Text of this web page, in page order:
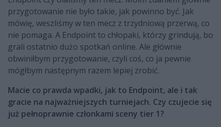
przygotowanie nie było takie, jak powinno być. Jak
mówię, weszliśmy w ten mecz z trzydniową przerwą, co
nie pomaga. A Endpoint to chłopaki, którzy grindują, bo
grali ostatnio dużo spotkań online. Ale głównie
obwiniłbym przygotowanie, czyli coś, co ja pewnie
mógłbym następnym razem lepiej zrobić.
Macie co prawda wpadki, jak to Endpoint, ale i tak
gracie na najważniejszych turniejach. Czy czujecie się
już pełnoprawnie członkami sceny tier 1?